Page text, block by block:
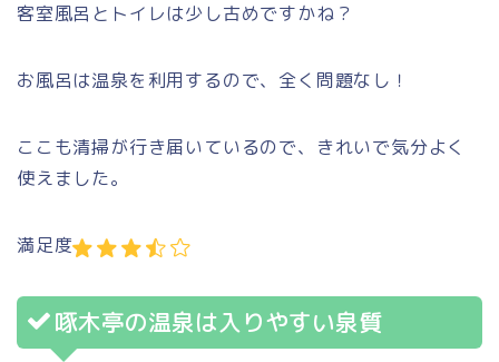
客室風呂とトイレは少し古めですかね？
お風呂は温泉を利用するので、全く問題なし！
ここも清掃が行き届いているので、きれいで気分よく
使えました。
満足度
啄木亭の温泉は入りやすい泉質